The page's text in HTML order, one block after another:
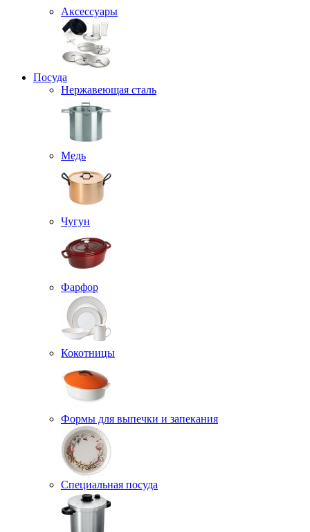
Аксессуары
Посуда
Нержавеющая сталь
Медь
Чугун
Фарфор
Кокотницы
Формы для выпечки и запекания
Специальная посуда